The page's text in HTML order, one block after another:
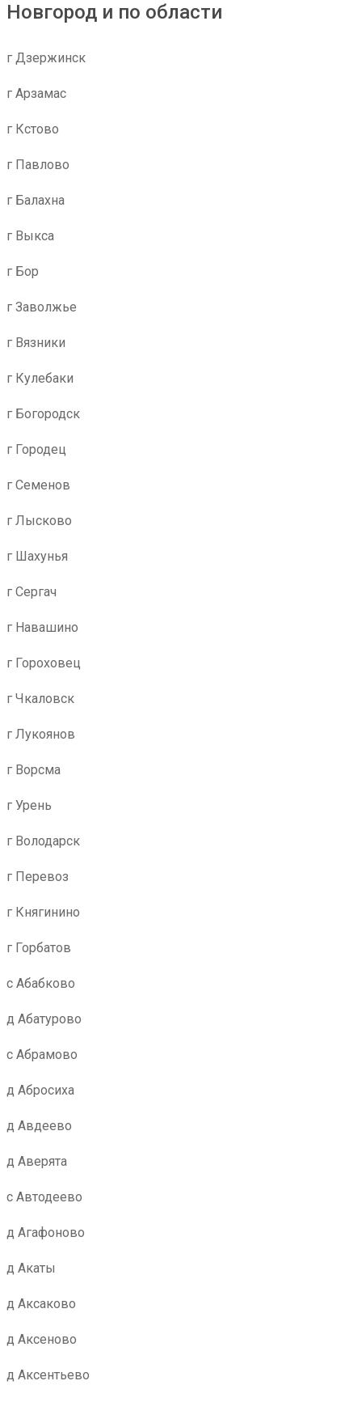
Новгород и по области
г Дзержинск
г Арзамас
г Кстово
г Павлово
г Балахна
г Выкса
г Бор
г Заволжье
г Вязники
г Кулебаки
г Богородск
г Городец
г Семенов
г Лысково
г Шахунья
г Сергач
г Навашино
г Гороховец
г Чкаловск
г Лукоянов
г Ворсма
г Урень
г Володарск
г Перевоз
г Княгинино
г Горбатов
с Абабково
д Абатурово
с Абрамово
д Абросиха
д Авдеево
д Аверята
с Автодеево
д Агафоново
д Акаты
д Аксаково
д Аксеново
д Аксентьево